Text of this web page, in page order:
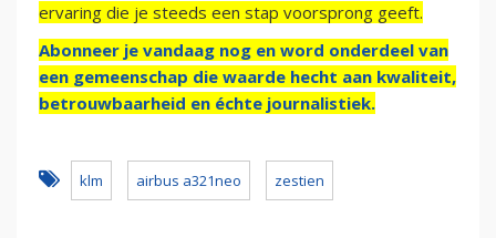
ervaring die je steeds een stap voorsprong geeft.
Abonneer je vandaag nog en word onderdeel van
een gemeenschap die waarde hecht aan kwaliteit,
betrouwbaarheid en échte journalistiek.
klm airbus a321neo zestien